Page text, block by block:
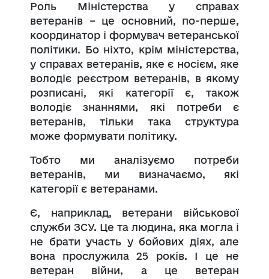
Роль Міністерства у справах
ветеранів – це основний, по-перше,
координатор і формувач ветеранської
політики. Бо ніхто, крім міністерства,
у справах ветеранів, яке є носієм, яке
володіє реєстром ветеранів, в якому
розписані, які категорії є, також
володіє знаннями, які потреби є
ветеранів, тільки така структура
може формувати політику.
Тобто ми аналізуємо потреби
ветеранів, ми визначаємо, які
категорії є ветеранами.
Є, наприклад, ветерани військової
служби ЗСУ. Це та людина, яка могла і
не брати участь у бойових діях, але
вона прослужила 25 років. І це не
ветеран війни, а це ветеран